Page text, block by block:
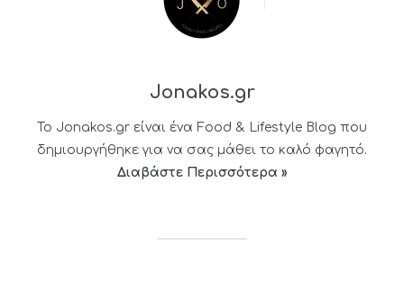
Jonakos.gr
Το Jonakos.gr είναι ένα Food & Lifestyle Blog που
δημιουργήθηκε για να σας μάθει το καλό φαγητό.
Διαβάστε Περισσότερα »